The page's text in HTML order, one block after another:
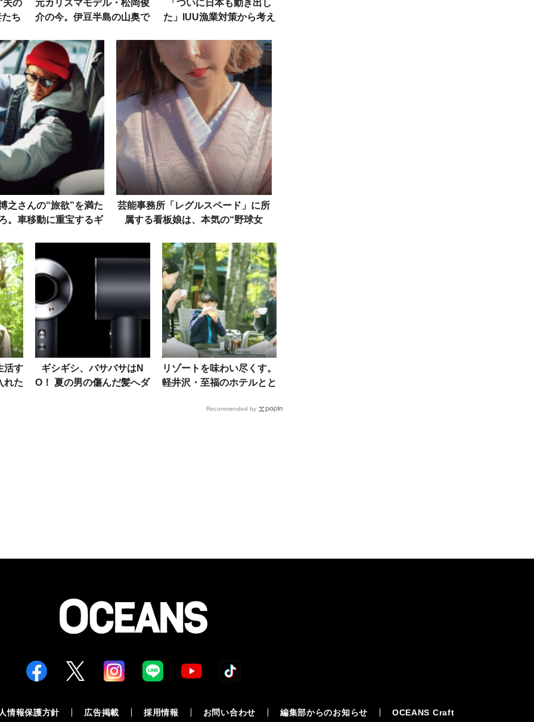
夫の
ち
元カリスマモデル・松岡俊
介の今。伊豆半島の山奥で
年、なぜ単身赴任？
「ついに日本も動き出し
た」IUU漁業対策から考え
の未来
之さんの“旅欲”を満た
。車移動に重宝するギ
芸能事務所「レグルスペード」に所
属する看板娘は、本気の“野球女
活す
れた
ギシギシ、バサバサはN
O！ 夏の男の傷んだ髪へダ
リゾートを味わい尽くす。
軽井沢・至福のホテルとと
Recommended by
情報保護方針 広告掲載 採用情報 お問い合わせ 編集部からのお知らせ OCEANS Craft